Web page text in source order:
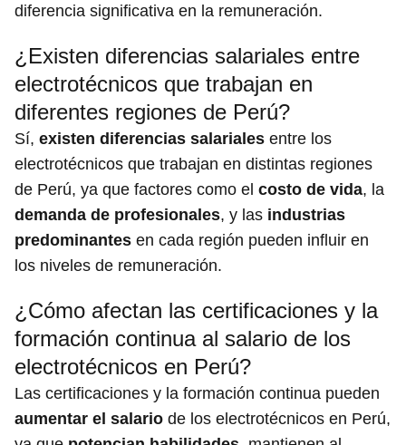
diferencia significativa en la remuneración.
¿Existen diferencias salariales entre
electrotécnicos que trabajan en
diferentes regiones de Perú?
Sí, existen diferencias salariales entre los
electrotécnicos que trabajan en distintas regiones
de Perú, ya que factores como el costo de vida, la
demanda de profesionales, y las industrias
predominantes en cada región pueden influir en
los niveles de remuneración.
¿Cómo afectan las certificaciones y la
formación continua al salario de los
electrotécnicos en Perú?
Las certificaciones y la formación continua pueden
aumentar el salario de los electrotécnicos en Perú,